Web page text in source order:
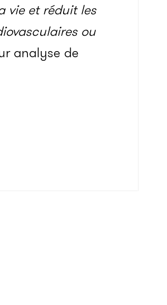
vie et réduit les
ou
analyse de